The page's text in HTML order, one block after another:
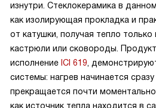
изнутри. Стеклокерамика в
как изолирующая прокладка и
от катушки, получая тепло
кастрюли или сковороды.
исполнение ICI 619 ,
системы: нагрев начинается
прекращается почти
как источник тепла находится в